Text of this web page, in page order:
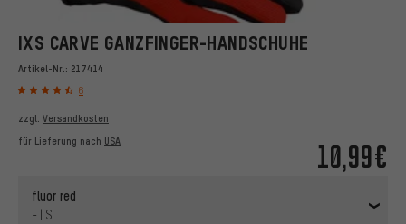
IXS CARVE GANZFINGER-HANDSCHUHE
Artikel-Nr.: 217414
6
10,99€
zzgl. Versandkosten
für Lieferung nach USA
fluor red
- | S